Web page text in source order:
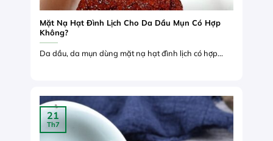
Mặt Nạ Hạt Đình Lịch Cho Da Dầu Mụn Có Hợp
Không?
Da dầu, da mụn dùng mặt nạ hạt đình lịch có hợp...
21
Th7